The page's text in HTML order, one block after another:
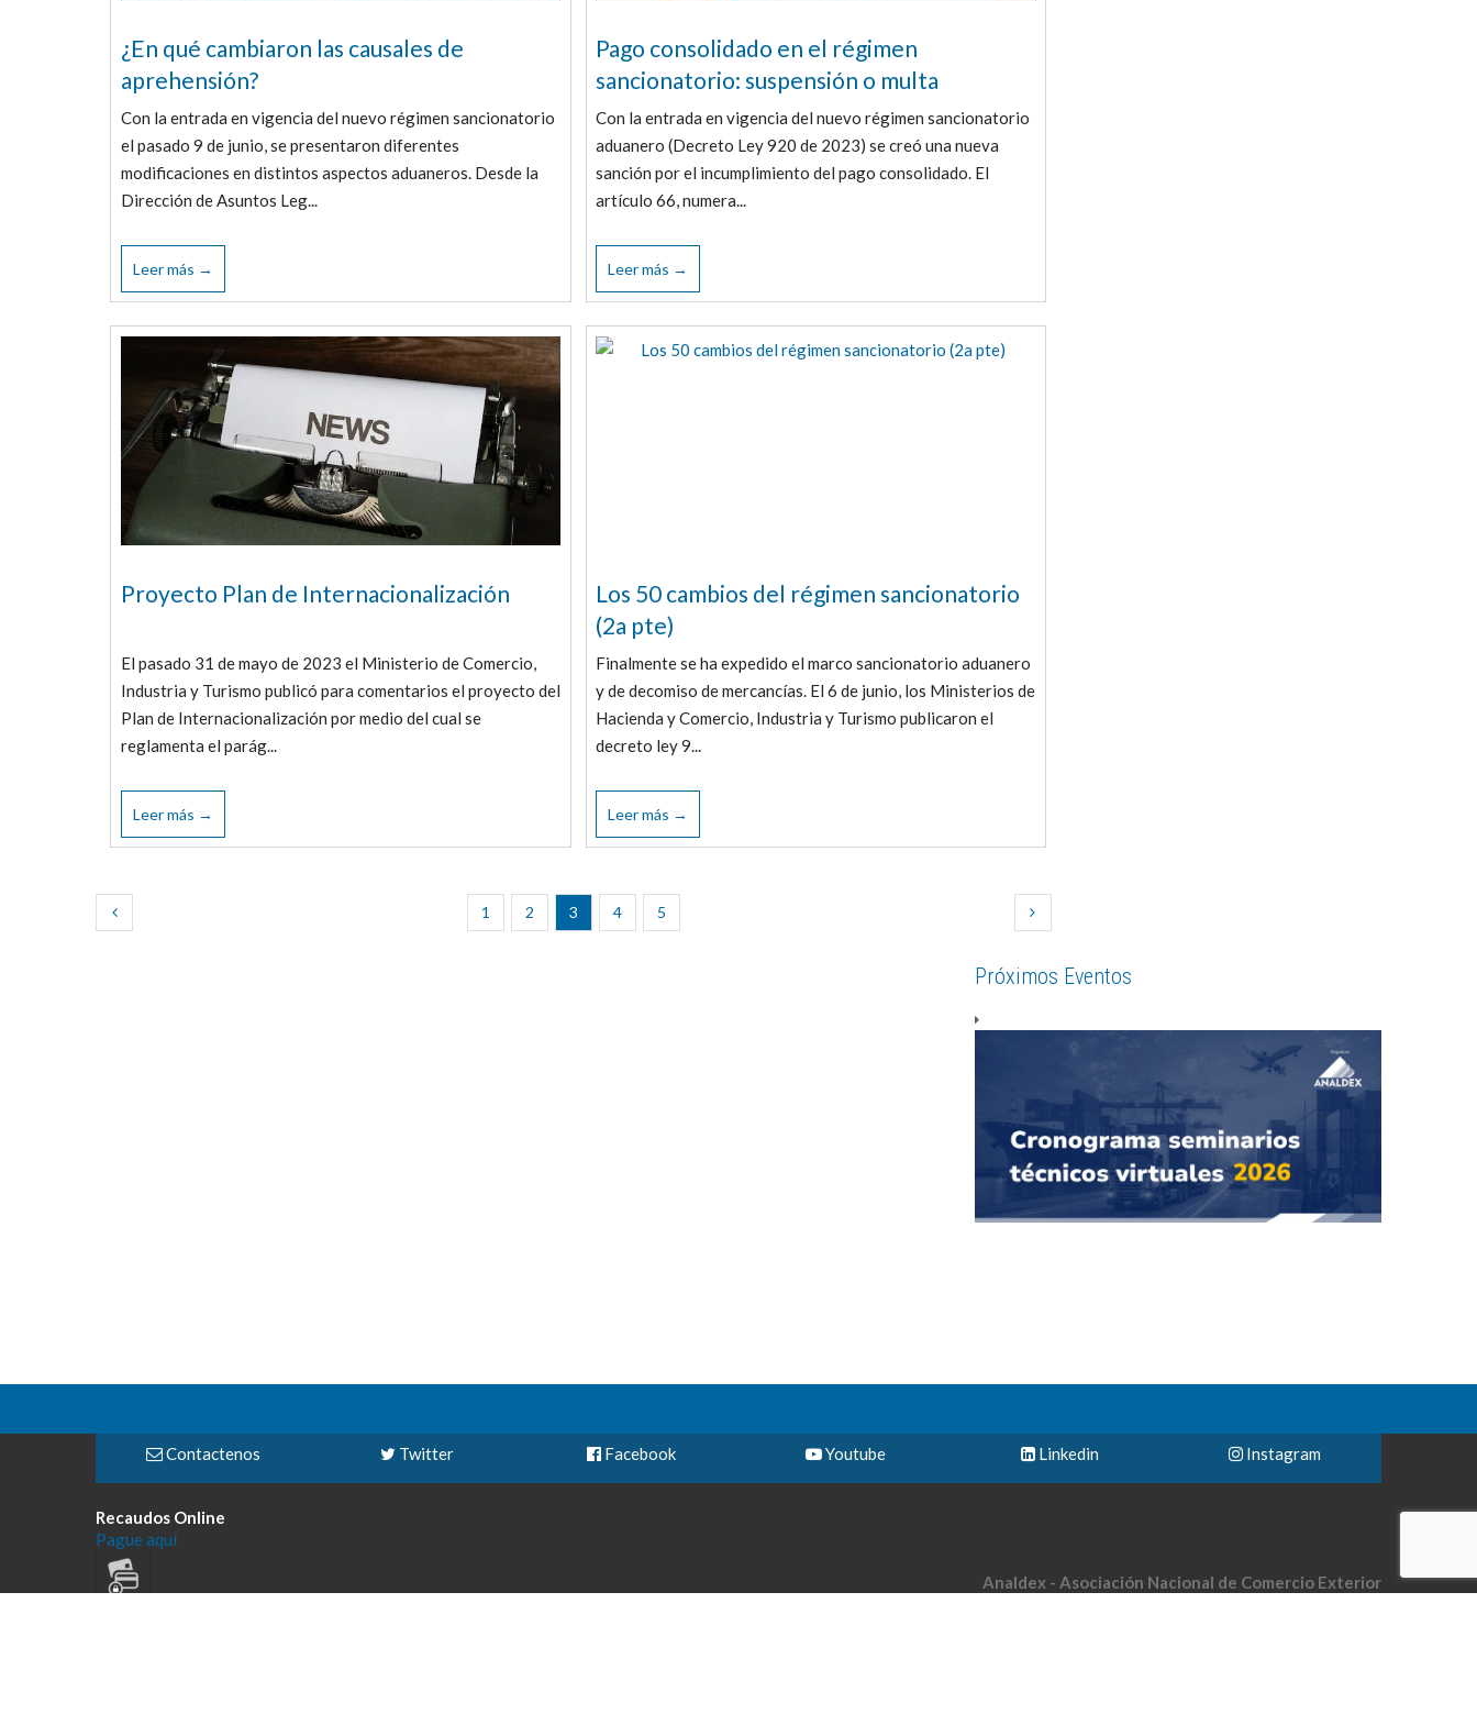
¿En qué cambiaron las causales de
aprehensión?
Con la entrada en vigencia del nuevo régimen sancionatorio
el pasado 9 de junio, se presentaron diferentes
modificaciones en distintos aspectos aduaneros. Desde la
Dirección de Asuntos Leg...
Leer más →
Pago consolidado en el régimen
sancionatorio: suspensión o multa
Con la entrada en vigencia del nuevo régimen sancionatorio
aduanero (Decreto Ley 920 de 2023) se creó una nueva
sanción por el incumplimiento del pago consolidado. El
artículo 66, numera...
Leer más →
Proyecto Plan de Internacionalización
El pasado 31 de mayo de 2023 el Ministerio de Comercio,
Industria y Turismo publicó para comentarios el proyecto del
Plan de Internacionalización por medio del cual se
reglamenta el parág...
Leer más →
Los 50 cambios del régimen sancionatorio
(2a pte)
Finalmente se ha expedido el marco sancionatorio aduanero
y de decomiso de mercancías. El 6 de junio, los Ministerios de
Hacienda y Comercio, Industria y Turismo publicaron el
decreto ley 9...
Leer más →
1 2 3 4 5
Próximos Eventos
Contactenos Twitter Facebook Youtube Linkedin Instagram
Recaudos Online
Pague aquí
Analdex - Asociación Nacional de Comercio Exterior